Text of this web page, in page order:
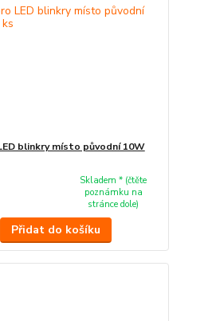
blinkry místo původní 10W
Skladem * (čtěte
poznámku na
stránce dole)
Přidat do košíku